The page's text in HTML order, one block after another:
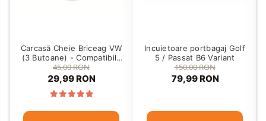
Carcasă Cheie Briceag VW
(3 Butoane) - Compatibilă
Golf 5, Jetta, Touran etc
45,00 RON
29,99 RON
Incuietoare portbagaj Golf
5 / Passat B6 Variant
150,00 RON
79,99 RON